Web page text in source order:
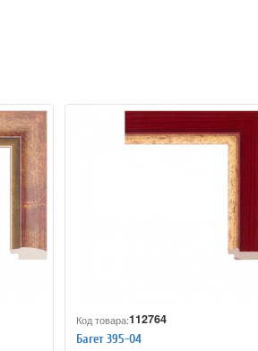
Код товара:112764
Багет 395-04